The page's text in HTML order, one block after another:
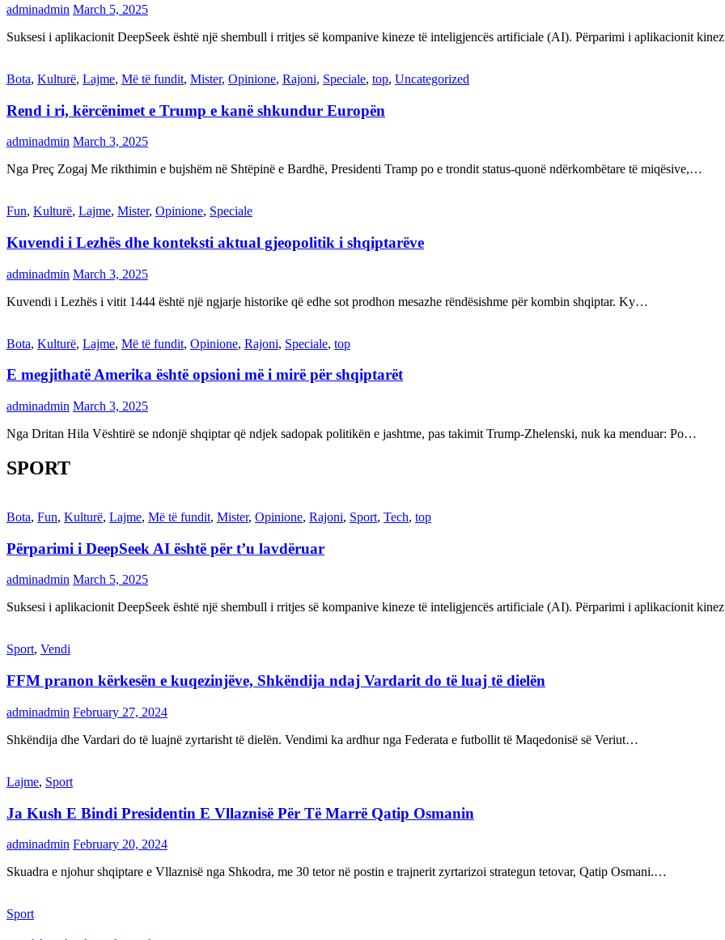
adminadmin March 5, 2025
Suksesi i aplikacionit DeepSeek është një shembull i rritjes së kompanive kineze të inteligjencës artificiale (AI). Përparimi i aplikacionit
Bota, Kulturë, Lajme, Më të fundit, Mister, Opinione, Rajoni, Speciale, top, Uncategorized
Rend i ri, kërcënimet e Trump e kanë shkundur Europën
adminadmin March 3, 2025
Nga Preç Zogaj Me rikthimin e bujshëm në Shtëpinë e Bardhë, Presidenti Tramp po e trondit status-quonë ndërkombëtare të miqësive,…
Fun, Kulturë, Lajme, Mister, Opinione, Speciale
Kuvendi i Lezhës dhe konteksti aktual gjeopolitik i shqiptarëve
adminadmin March 3, 2025
Kuvendi i Lezhës i vitit 1444 është një ngjarje historike që edhe sot prodhon mesazhe rëndësishme për kombin shqiptar. Ky…
Bota, Kulturë, Lajme, Më të fundit, Opinione, Rajoni, Speciale, top
E megjithatë Amerika është opsioni më i mirë për shqiptarët
adminadmin March 3, 2025
Nga Dritan Hila Vështirë se ndonjë shqiptar që ndjek sadopak politikën e jashtme, pas takimit Trump-Zhelenski, nuk ka menduar: Po…
SPORT
Bota, Fun, Kulturë, Lajme, Më të fundit, Mister, Opinione, Rajoni, Sport, Tech, top
Përparimi i DeepSeek AI është për t’u lavdëruar
adminadmin March 5, 2025
Suksesi i aplikacionit DeepSeek është një shembull i rritjes së kompanive kineze të inteligjencës artificiale (AI). Përparimi i aplikacionit
Sport, Vendi
FFM pranon kërkesën e kuqezinjëve, Shkëndija ndaj Vardarit do të luaj të dielën
adminadmin February 27, 2024
Shkëndija dhe Vardari do të luajnë zyrtarisht të dielën. Vendimi ka ardhur nga Federata e futbollit të Maqedonisë së Veriut…
Lajme, Sport
Ja Kush E Bindi Presidentin E Vllaznisë Për Të Marrë Qatip Osmanin
adminadmin February 20, 2024
Skuadra e njohur shqiptare e Vllaznisë nga Shkodra, me 30 tetor në postin e trajnerit zyrtarizoi strategun tetovar, Qatip Osmani.…
Sport